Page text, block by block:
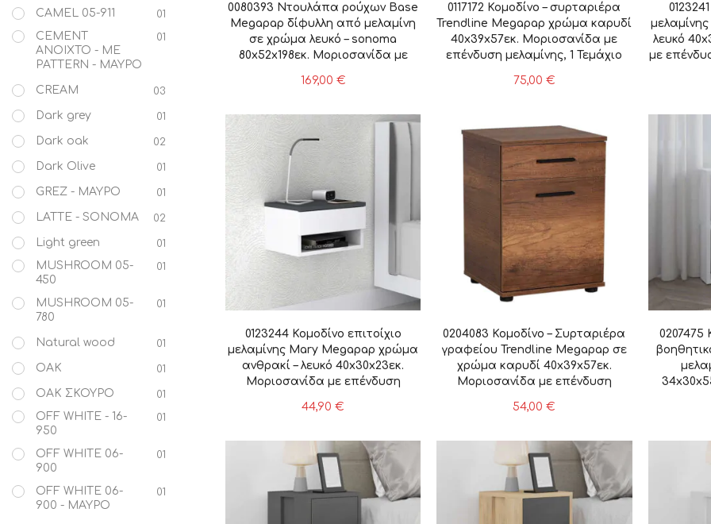
0080393 Ντουλάπα ρούχων Base
Megapap δίφυλλη από μελαμίνη
σε χρώμα λευκό – sonoma
80x52x198εκ. Μοριοσανίδα με
169,00 €
0117172 Κομοδίνο – συρταριέρα
Trendline Megapap χρώμα καρυδί
40x39x57εκ. Μοριοσανίδα με
επένδυση μελαμίνης, 1 Τεμάχιο
75,00 €
λευκό
με
0123244 Κομοδίνο επιτοίχιο
μελαμίνης Mary Megapap χρώμα
ανθρακί – λευκό 40x30x23εκ.
Μοριοσανίδα με επένδυση
44,90€
0204083 Κομοδίνο – Συρταριέρα
γραφείου Trendline Megapap σε
χρώμα καρυδί 40x39x57εκ.
Μοριοσανίδα με επένδυση
54,00€
0207475
CAMEL 05-911 01
CEMENT
ΑΝΟΙΧΤΟ - ΜΕ
PATTERN - ΜΑΥΡΟ
01
CREAM 03
Dark grey 01
Dark oak 02
Dark Olive 01
GREZ - ΜΑΥΡΟ 01
LATTE - SONOMA 02
Light green 01
MUSHROOM 05-
450
01
MUSHROOM 05-
780
01
Natural wood 01
OAK 01
OAK ΣΚΟΥΡΟ 01
OFF WHITE - 16-
950
01
OFF WHITE 06-
900
01
OFF WHITE 06-
900 - ΜΑΥΡΟ
01